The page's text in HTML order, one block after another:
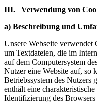
III. Verwendung von
a) Beschreibung und
Unsere Webseite verwendet
um Textdateien, die im
auf dem Computersystem
Nutzer eine Website auf, so
Betriebssystem des Nutzers
enthält eine
Identifizierung des